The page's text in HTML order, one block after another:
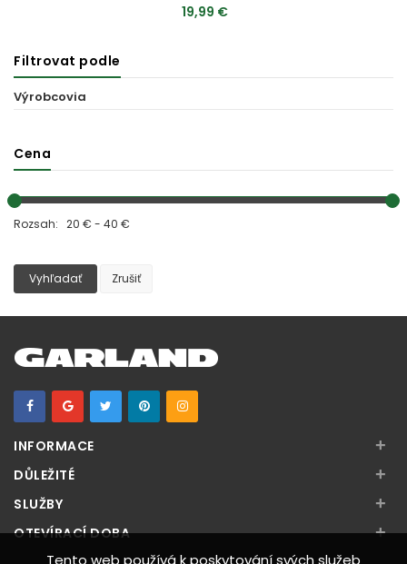
19,99 €
Filtrovat podle
Výrobcovia
Cena
Rozsah: 20 € - 40 €
Vyhľadať Zrušiť
INFORMACE +
DŮLEŽITÉ +
SLUŽBY +
OTEVÍRACÍ DOBA +
Tento web používá k poskytování svých služeb